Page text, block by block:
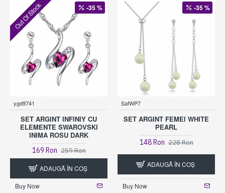
-35 %
Out Of Stock
ygd9741
SET ARGINT INFINIY CU
ELEMENTE SWAROVSKI
INIMA ROSU DARK
169 Ron 259 Ron
ADAUGĂ ÎN COŞ
Buy Now
-35 %
SafWP7
SET ARGINT FEMEI WHITE
PEARL
148 Ron 228 Ron
ADAUGĂ ÎN COŞ
Buy Now